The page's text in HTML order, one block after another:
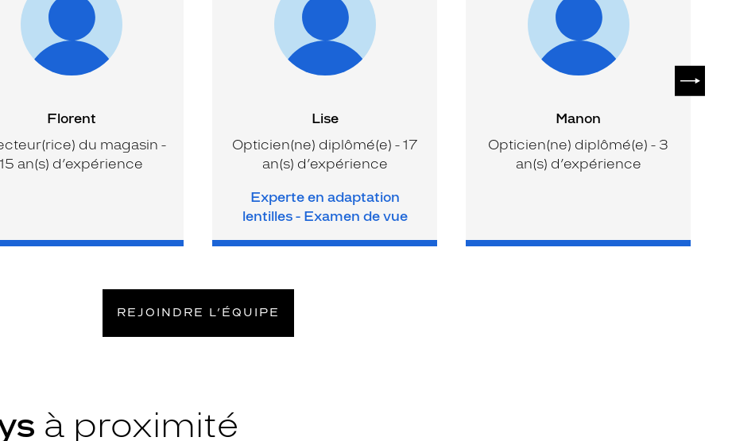
Florent
du magasin -
15 an(s) d’expérience
Lise
Opticien(ne) diplômé(e) - 17
an(s) d’expérience
Experte en adaptation
lentilles - Examen de vue
Manon
Opticien(ne) diplômé(e) - 3
an(s) d’expérience
REJOINDRE L’ÉQUIPE
à proximité